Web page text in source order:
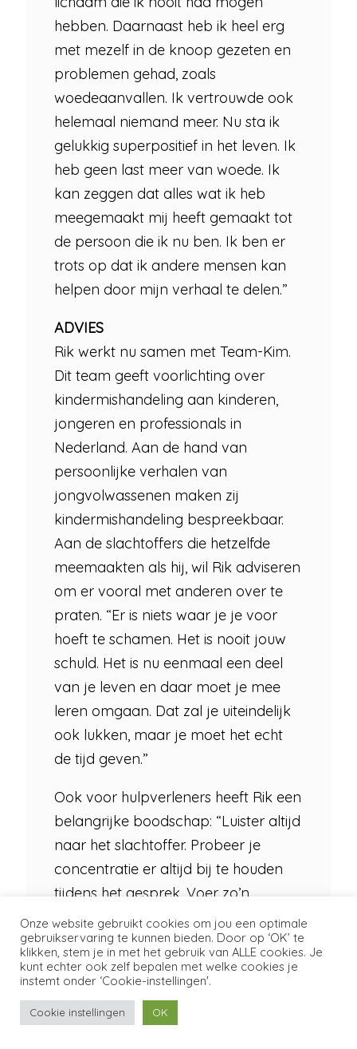
hebben. Daarnaast heb ik heel erg
met mezelf in de knoop gezeten en
problemen gehad, zoals
woedeaanvallen. Ik vertrouwde ook
helemaal niemand meer. Nu sta ik
gelukkig superpositief in het leven. Ik
heb geen last meer van woede. Ik
kan zeggen dat alles wat ik heb
meegemaakt mij heeft gemaakt tot
de persoon die ik nu ben. Ik ben er
trots op dat ik andere mensen kan
helpen door mijn verhaal te delen.”
ADVIES
Rik werkt nu samen met Team-Kim.
Dit team geeft voorlichting over
kindermishandeling aan kinderen,
jongeren en professionals in
Nederland. Aan de hand van
persoonlijke verhalen van
jongvolwassenen maken zij
kindermishandeling bespreekbaar.
Aan de slachtoffers die hetzelfde
meemaakten als hij, wil Rik adviseren
om er vooral met anderen over te
praten. “Er is niets waar je je voor
hoeft te schamen. Het is nooit jouw
schuld. Het is nu eenmaal een deel
van je leven en daar moet je mee
leren omgaan. Dat zal je uiteindelijk
ook lukken, maar je moet het echt
de tijd geven.”
Ook voor hulpverleners heeft Rik een
belangrijke boodschap: “Luister altijd
naar het slachtoffer. Probeer je
concentratie er altijd bij te houden
tijdens het gesprek. Voer zo’n
gesprek ook in alle rust en kalmte.
Zorg ervoor dat het slachtoffer even
niet aan die nare situatie hoeft te
denken, ga een balletje trappen of
wandelen. Daarnaast kan je nooit
Onze website gebruikt cookies om jou een optimale
gebruikservaring te kunnen bieden. Door op ‘OK’ te
klikken, stem je in met het gebruik van ALLE cookies. Je
kunt echter ook zelf bepalen met welke cookies je
instemt onder ‘Cookie-instellingen'.
Cookie instellingen OK